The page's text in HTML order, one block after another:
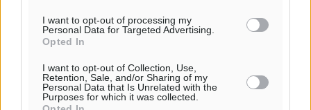
I want to opt-out of processing my
Personal Data for Targeted Advertising.
Opted In
I want to opt-out of Collection, Use,
Retention, Sale, and/or Sharing of my
Personal Data that Is Unrelated with the
Purposes for which it was collected.
Αθλητικά• πριν 27 λεπτά
Διαγόρας: Ανανέωσαν Φράγκος και Ζάρας, τέλος ο
Μιχαλάκης
Αθλητικά• πριν 29 λεπτά